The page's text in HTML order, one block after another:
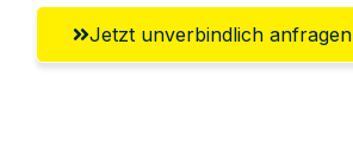
Jetzt unverbindlich anfragen